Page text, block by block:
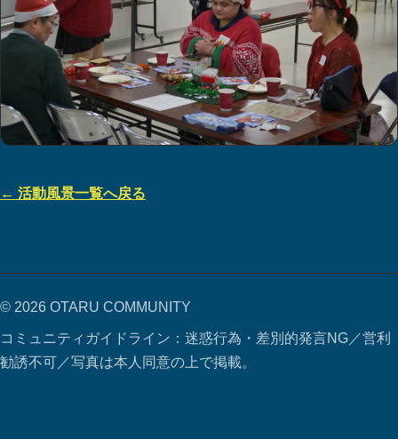
← 活動風景一覧へ戻る
© 2026 OTARU COMMUNITY
コミュニティガイドライン：迷惑行為・差別的発言NG／営利
勧誘不可／写真は本人同意の上で掲載。